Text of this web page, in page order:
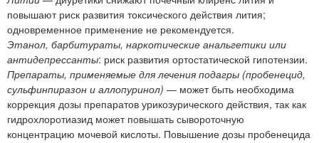
повышают риск развития токсического действия лития;
одновременное применение не рекомендуется.
Этанол, барбитураты, наркотические анальгетики или
антидепрессанты: риск развития ортостатической гипотензии.
Препараты, применяемые для лечения подагры (пробенецид,
сульфинпиразон и аллопуринол) — может быть необходима
коррекция дозы препаратов урикозурического действия, так как
гидрохлоротиазид может повышать сывороточную
концентрацию мочевой кислоты. Повышение дозы пробенецида